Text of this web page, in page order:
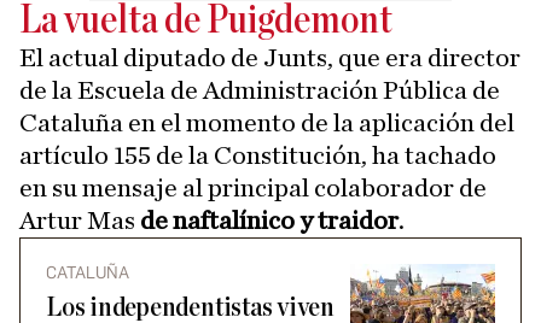
La vuelta de Puigdemont
El actual diputado de Junts, que era director
de la Escuela de Administración Pública de
Cataluña en el momento de la aplicación del
artículo 155 de la Constitución, ha tachado
en su mensaje al principal colaborador de
Artur Mas de naftalínico y traidor.
CATALUÑA
Los independentistas viven